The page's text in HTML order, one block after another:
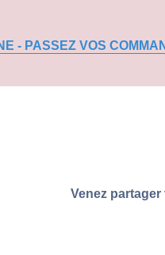
- PASSEZ VOS
Venez